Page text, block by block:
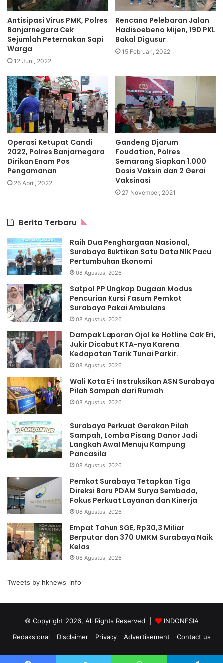
Antisipasi Virus PMK, Polres
Banjarnegara Cek
Sejumlah Peternakan Sapi
Warga
12 Juni, 2022
Rencana Pelebaran Jalan
Hadisoebeno Mijen, 190 PKL
Bakal Digusur
15 Februari, 2022
Operasi Ketupat Candi
2022, Polres Banjarnegara
Dirikan Enam Pos
Pengamanan
26 April, 2022
Gandeng Djarum
Foudation, Polres
Semarang Siapkan 1.000
Dosis Vaksin dan 2 Gerai
Vaksinasi
27 November, 2021
Berita Terbaru
Raih Dua Penghargaan Nasional,
Surabaya Buktikan Satu Data NIK Pacu
Pertumbuhan Ekonomi
08 Agustus, 2026
Satpol PP Ungkap Dugaan Modus
Pencurian Kursi Fasum Pemkot
Surabaya Pakai Ambulans
08 Agustus, 2026
Dampak Laporan Ojol ke Hotline Cak Eri,
Jukir Dicabut KTA-nya Karena
Kedapatan Tarik Tunai Parkir.
08 Agustus, 2026
Wali Kota Eri Instruksikan ASN Surabaya
Pilah Sampah dari Rumah
08 Agustus, 2026
Surabaya Perkuat Gerakan Pilah
Sampah, Lomba Pisang Danor Jadi
Langkah Awal Menuju Kampung
Pancasila
08 Agustus, 2026
Pemkot Surabaya Tetapkan Tiga
Direksi Baru PDAM Surya Sembada,
Fokus Perkuat Layanan dan Kinerja
08 Agustus, 2026
Empat Tahun SGE, Rp30,3 Miliar
Berputar dan 370 UMKM Surabaya Naik
Kelas
08 Agustus, 2026
Tweets by hknews_info
© Copyright 2026, All Rights Reserved |
INDONESIA
Redaksional
Disclaimer Privacy Advertisement Contact us